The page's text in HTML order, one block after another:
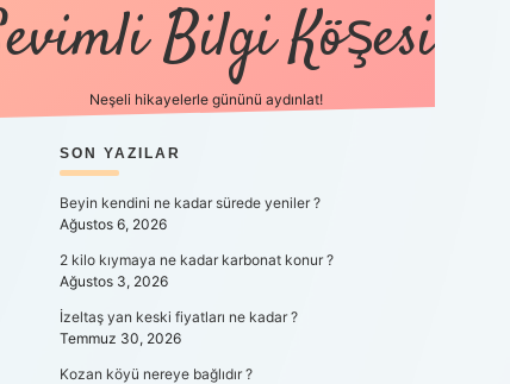
Bilgi Köşesi
Neşeli hikayelerle gününü aydınlat!
SIDEBAR
SON YAZILAR
Beyin kendini ne kadar sürede yeniler ?
Ağustos 6, 2026
2 kilo kıymaya ne kadar karbonat konur ?
Ağustos 3, 2026
İzeltaş yan keski fiyatları ne kadar ?
Temmuz 30, 2026
Kozan köyü nereye bağlıdır ?